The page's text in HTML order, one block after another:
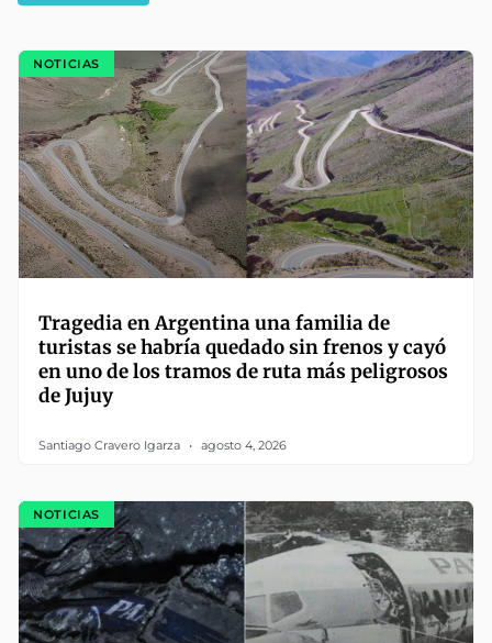
NOTICIAS
Tragedia en Argentina una familia de
turistas se habría quedado sin frenos y cayó
en uno de los tramos de ruta más peligrosos
de Jujuy
Santiago Cravero Igarza agosto 4, 2026
NOTICIAS